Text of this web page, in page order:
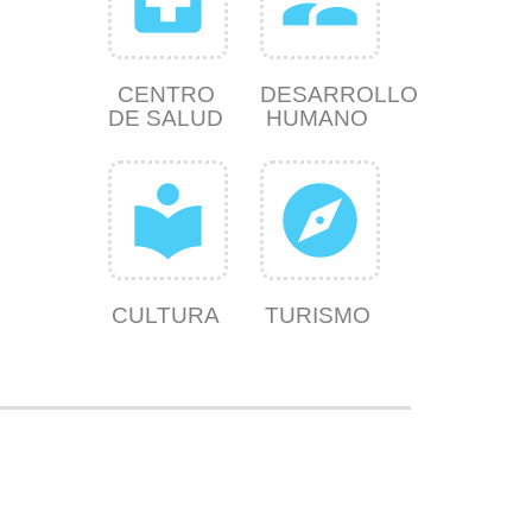
CENTRO
DE SALUD
DESARROLLO
HUMANO
local_library
CULTURA
explore
TURISMO